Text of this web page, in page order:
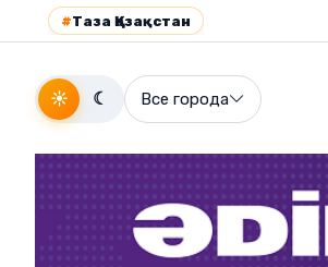
#Таза Қазақстан
☀ ☾ Все города